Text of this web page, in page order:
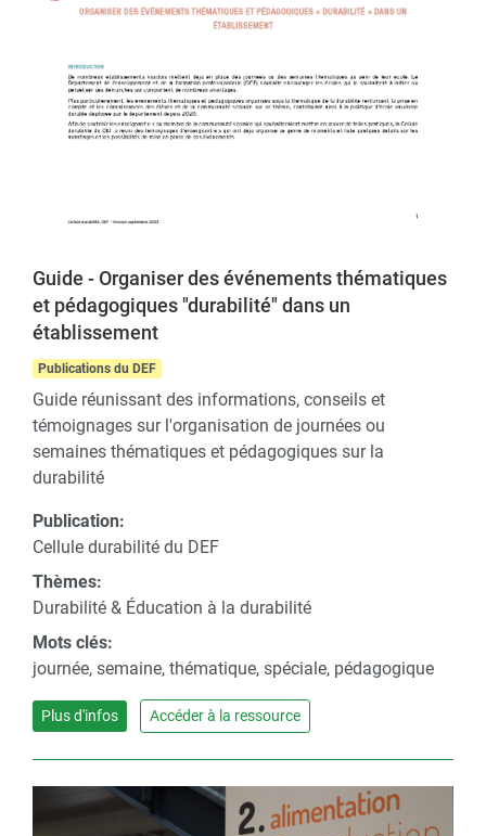
Guide - Organiser des événements thématiques
et pédagogiques "durabilité" dans un
établissement
Publications du DEF
Guide réunissant des informations, conseils et
témoignages sur l'organisation de journées ou
semaines thématiques et pédagogiques sur la
durabilité
Publication:
Cellule durabilité du DEF
Thèmes:
Durabilité & Éducation à la durabilité
Mots clés:
journée, semaine, thématique, spéciale, pédagogique
Plus d'infos Accéder à la ressource